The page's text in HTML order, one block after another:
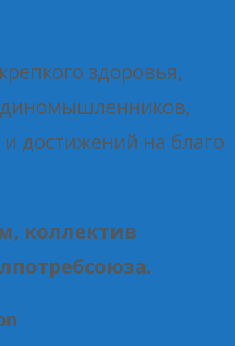
здоровья,
достижений на благо
коллектив